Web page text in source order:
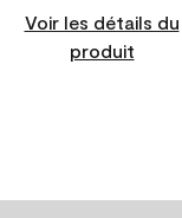
Voir les détails du
produit